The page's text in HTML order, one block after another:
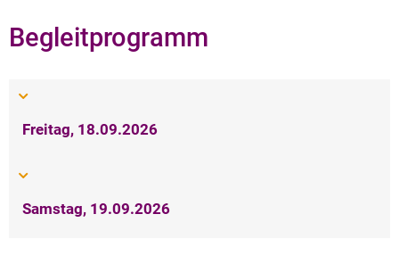
Begleitprogramm
Freitag, 18.09.2026
Samstag, 19.09.2026